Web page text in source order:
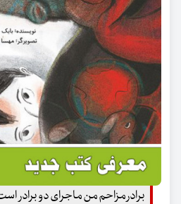
برادر مزاحم من ماجرای دو برادر